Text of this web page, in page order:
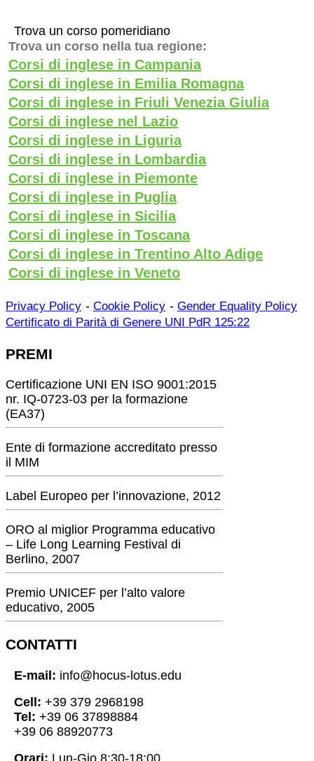
Trova un corso pomeridiano
Trova un corso nella tua regione:
Corsi di inglese in Campania
Corsi di inglese in Emilia Romagna
Corsi di inglese in Friuli Venezia Giulia
Corsi di inglese nel Lazio
Corsi di inglese in Liguria
Corsi di inglese in Lombardia
Corsi di inglese in Piemonte
Corsi di inglese in Puglia
Corsi di inglese in Sicilia
Corsi di inglese in Toscana
Corsi di inglese in Trentino Alto Adige
Corsi di inglese in Veneto
Privacy Policy - Cookie Policy - Gender Equality Policy
Certificato di Parità di Genere UNI PdR 125:22
PREMI
Certificazione UNI EN ISO 9001:2015
nr. IQ-0723-03 per la formazione
(EA37)
Ente di formazione accreditato presso
il MIM
Label Europeo per l’innovazione, 2012
ORO al miglior Programma educativo
– Life Long Learning Festival di
Berlino, 2007
Premio UNICEF per l’alto valore
educativo, 2005
CONTATTI
E-mail: info@hocus-lotus.edu
Cell: +39 379 2968198
Tel: +39 06 37898884
+39 06 88920773
Orari: Lun-Gio 8:30-18:00,